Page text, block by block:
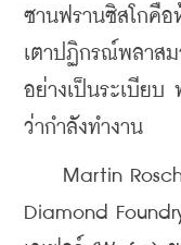
ซานฟรานซิสโกคือ
เตาปฏิกรณ์พลาสม
อย่างเป็นระเบียบ
ว่ากำลังทำงาน
Martin
Diamond